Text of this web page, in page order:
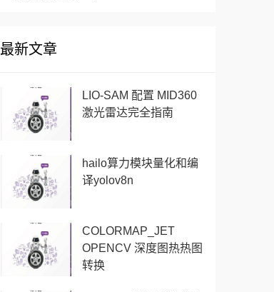
最新文章
LIO-SAM 配置 MID360
激光雷达完全指南
hailo算力模块量化和编
译yolov8n
COLORMAP_JET
OPENCV 深度图热热图
转换